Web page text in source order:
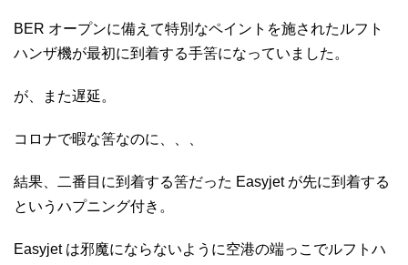
BER オープンに備えて特別なペイントを施されたルフト
ハンザ機が最初に到着する手筈になっていました。
が、また遅延。
コロナで暇な筈なのに、、、
結果、二番目に到着する筈だった Easyjet が先に到着する
というハプニング付き。
Easyjet は邪魔にならないように空港の端っこでルフトハ